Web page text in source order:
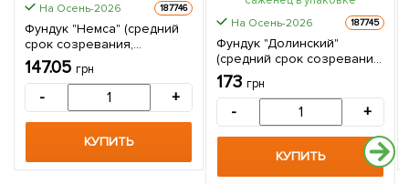
На Осень-2026 187746
Фундук "Немса" (средний
срок созревания,
перекрёстное опыление,
садить по 2 шт) 1 саженец в
147.05 грн
- +
КУПИТЬ
На Осень-2026 187745
Фундук "Долинский"
(средний срок созревания,
перекрёстное опыление,
садить по 2 шт) 1 саженец в
173 грн
- +
КУПИТЬ